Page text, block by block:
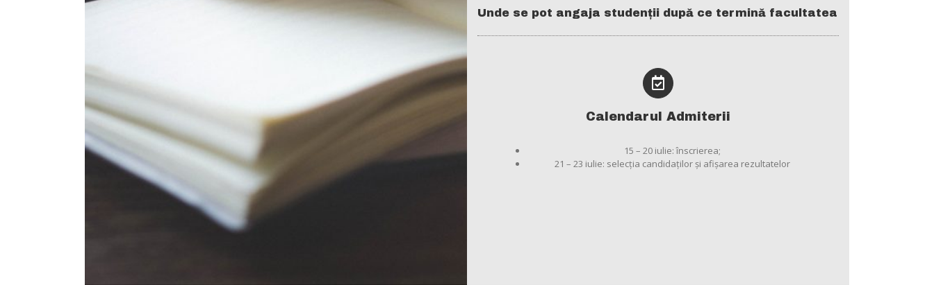
Unde se pot angaja studenții după ce termină facultatea
Calendarul Admiterii
15 – 20 iulie: înscrierea;
21 – 23 iulie: selecţia candidaţilor şi afişarea rezultatelor